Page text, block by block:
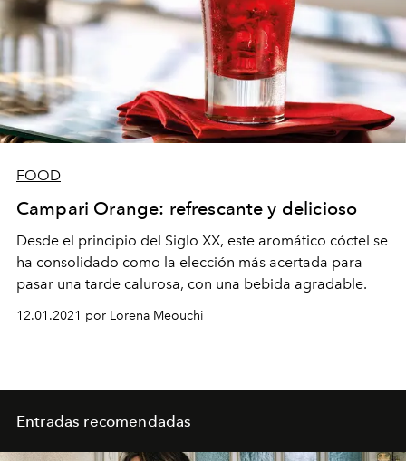
FOOD
Campari Orange: refrescante y delicioso
Desde el principio del Siglo XX, este aromático cóctel se
ha consolidado como la elección más acertada para
pasar una tarde calurosa, con una bebida agradable.
12.01.2021 por Lorena Meouchi
Entradas recomendadas